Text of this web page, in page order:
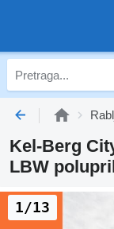
Kel-Berg
LBW
1/13